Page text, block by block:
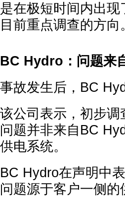
是在极短时间内出
目前重点调查的方向
BC Hydro：问题来
事故发生后，BC
该公司表示，初步
问题并非来自BC
供电系统。
BC Hydro在声明中
问题源于客户一侧